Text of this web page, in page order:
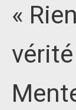
«
vérité